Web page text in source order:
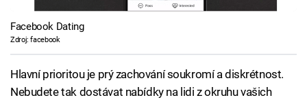
Facebook Dating
Zdroj: facebook
Hlavní prioritou je prý zachování soukromí a diskrétnost.
Nebudete tak dostávat nabídky na lidi z okruhu vašich